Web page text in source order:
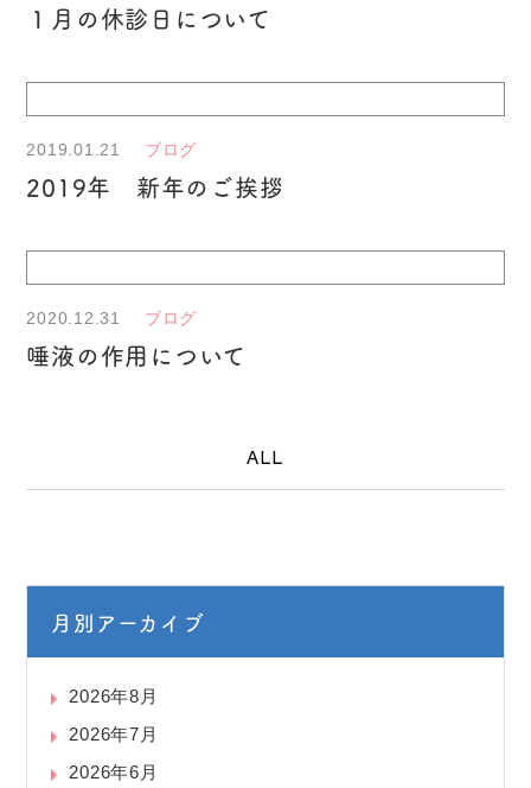
１月の休診日について
2019.01.21 ブログ
2019年 新年のご挨拶
2020.12.31 ブログ
唾液の作用について
ALL
月別アーカイブ
2026年8月
2026年7月
2026年6月